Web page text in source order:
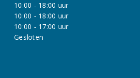
10:00 - 18:00 uur
10:00 - 18:00 uur
10:00 - 17:00 uur
Gesloten